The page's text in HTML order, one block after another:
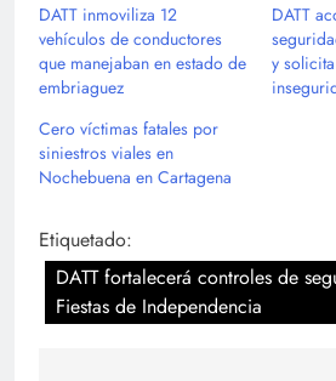
DATT inmoviliza 12
vehículos de conductores
que manejaban en estado de
embriaguez
DATT
y
Cero víctimas fatales por
siniestros viales en
Nochebuena en Cartagena
Etiquetado:
DATT fortalecerá controles de
Fiestas de Independencia